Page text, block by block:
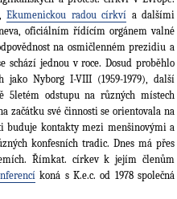
,Ekumenickou radou církví a dalšími
oficiálním řídícím orgánem valné
na osmičlenném prezidiu a
schází jednou v roce. Dosud proběhlo
jako Nyborg I-VIII (1959-1979), další
5letém odstupu na různých místech
začátku své činnosti se orientovala na
buduje kontakty mezi menšinovými a
konfesních tradic. Dnes má přes
Římkat. církev k jejím členům
koná s K.e.c. od 1978 společná